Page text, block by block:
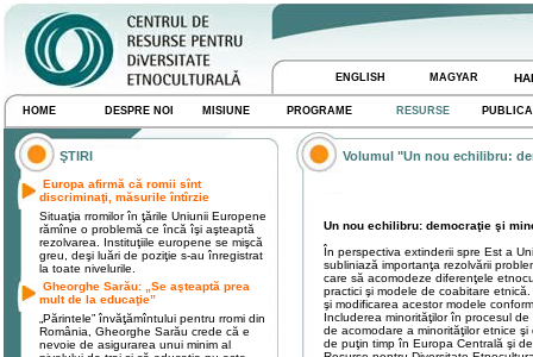
ENGLISH MAGYAR
HOME DESPRE NOI MISIUNE PROGRAME RESURSE
ŞTIRI
Europa afirmă că romii sînt
discriminaţi, măsurile întîrzie
Situaţia rromilor în ţările Uniunii Europene
rămîne o problemă ce încă îşi aşteaptă
rezolvarea. Instituţiile europene se mişcă
greu, deşi luări de poziţie s-au înregistrat
la toate nivelurile.
Gheorghe Sarău: „Se aşteaptă prea
mult de la educaţie”
„Părintele” învăţămîntului pentru rromi din
România, Gheorghe Sarău crede că e
nevoie de asigurarea unui minim al
Volumul "Un nou echilibru:
Un nou echilibru: democraţie şi
În perspectiva extinderii spre Est a
subliniază importanţa rezolvării
care să acomodeze diferenţele
practici şi modele de coabitare
şi modificarea acestor modele
Includerea minorităţilor în procesul
de acomodare a minorităţilor etnice
de puţin timp în Europa Centrală şi